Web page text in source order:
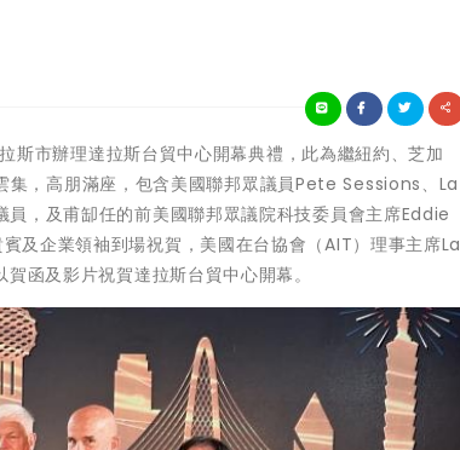
市辦理達拉斯台貿中心開幕典禮，此為繼紐約、芝加
集，高朋滿座，包含美國聯邦眾議員Pete Sessions、La
及甫缷任的前美國聯邦眾議院科技委員會主席Eddie
企業領袖到場祝賀，美國在台協會（AIT）理事主席La
函及影片祝賀達拉斯台貿中心開幕。